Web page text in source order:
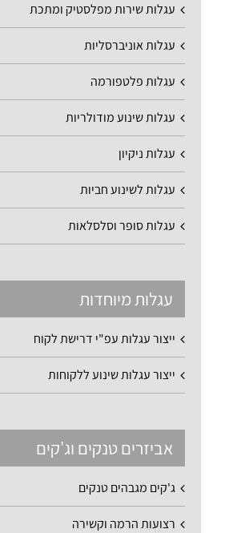
עגלות שירות מפלסטיק ומתכת
עגלות אוניברסליות
עגלות פלטפורמה
עגלות שינוע מודולריות
עגלות ניקיון
עגלות לשינוע חביות
עגלות סופר וסלסלאות
עגלות מיוחדות
ייצור עגלות עפ"י דרישת לקוח
ייצור עגלות שינוע ללקוחות
אביזרים טנקים וג'קים
ג'קים מגבהים טנקים
רצועות הרמה וקשירה